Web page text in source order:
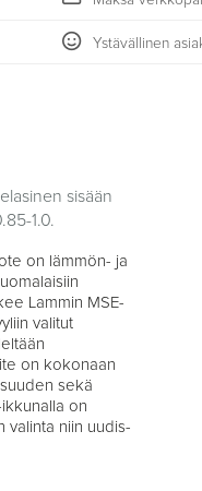
Ystävällinen
sisään
1.0.
on lämmön- ja
Lammin MSE-
valitut
on kokonaan
sekä
on
valinta niin uudis-